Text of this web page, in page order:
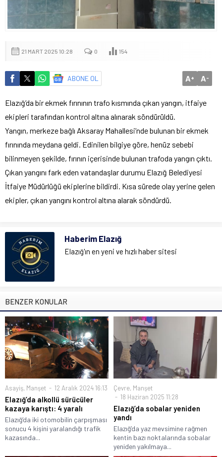
21 MART 2025 10:28 0 154
ABONE OL A+ A-
Elazığ’da bir ekmek fırınının trafo kısmında çıkan yangın, itfaiye
ekipleri tarafından kontrol altına alınarak söndürüldü.
Yangın, merkeze bağlı Aksaray Mahallesi’nde bulunan bir ekmek
fırınında meydana geldi. Edinilen bilgiye göre, henüz sebebi
bilinmeyen şekilde, fırının içerisinde bulunan trafoda yangın çıktı.
Çıkan yangını fark eden vatandaşlar durumu Elazığ Belediyesi
İtfaiye Müdürlüğü ekiplerine bildirdi. Kısa sürede olay yerine gelen
ekipler, çıkan yangını kontrol altına alarak söndürdü.
Haberim Elazığ
Elazığ'ın en yeni ve hızlı haber sitesi
BENZER KONULAR
Asayiş, Manşet 12 Aralık 2024 16:13
Elazığ’da alkollü sürücüler
kazaya karıştı: 4 yaralı
Elazığ‘da iki otomobilin çarpışması
sonucu 4 kişini yaralandığı trafik
kazasında...
Çevre, Manşet
18 Haziran 2025 11:28
Elazığ’da sobalar yeniden
yandı
Elazığ’da yaz mevsimine rağmen
kentin bazı noktalarında sobalar
yeniden yakılmaya...